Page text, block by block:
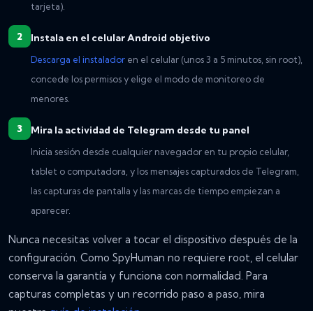
tarjeta).
Instala en el celular Android objetivo
Descarga el instalador en el celular (unos 3 a 5 minutos, sin root),
concede los permisos y elige el modo de monitoreo de
menores.
Mira la actividad de Telegram desde tu panel
Inicia sesión desde cualquier navegador en tu propio celular,
tablet o computadora, y los mensajes capturados de Telegram,
las capturas de pantalla y las marcas de tiempo empiezan a
aparecer.
Nunca necesitas volver a tocar el dispositivo después de la
configuración. Como SpyHuman no requiere root, el celular
conserva la garantía y funciona con normalidad. Para
capturas completas y un recorrido paso a paso, mira